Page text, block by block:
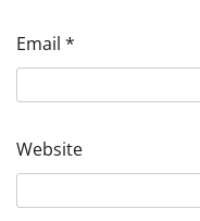
Email *
Website